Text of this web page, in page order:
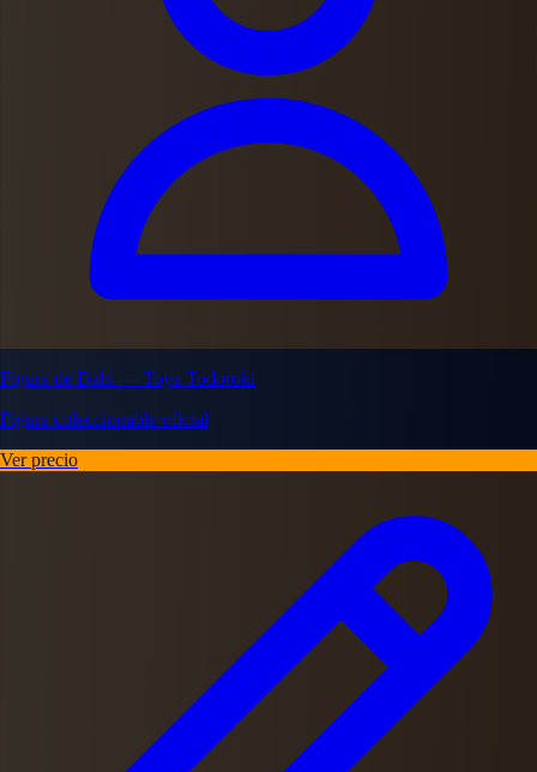
Figura de Dabi — Toya Todoroki
Figura coleccionable oficial
Ver precio